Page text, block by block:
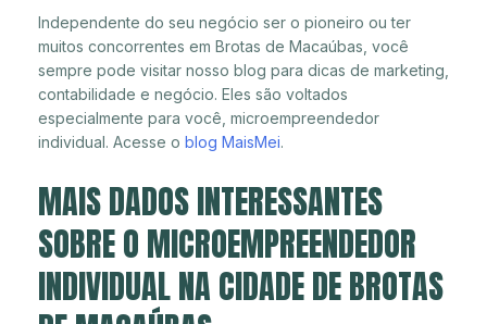
Independente do seu negócio ser o pioneiro ou ter
muitos concorrentes em Brotas de Macaúbas, você
sempre pode visitar nosso blog para dicas de marketing,
contabilidade e negócio. Eles são voltados
especialmente para você, microempreendedor
individual. Acesse o blog MaisMei.
MAIS DADOS INTERESSANTES
SOBRE O MICROEMPREENDEDOR
INDIVIDUAL NA CIDADE DE BROTAS